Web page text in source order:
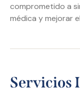
comprometido a
médica y mejorar
Servicios